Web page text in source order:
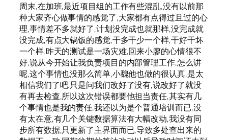
周末,在加班,最近项目组的工作有些混乱,没有以前那
种大家齐心做事情的感觉了,大家都有点得过且过的心
理,事情差不多就好了,计划没完成也就那样,没完成就
没完成,有点大锅饭的感觉,干多干少一个样,干好干坏
一个样.昨天的测试是一场灾难,回来小廖的心情很不
好,说从今开始让我负责项目的内部管理工作,怎么讲
呢,这个事情也没那么简单,小魏他也做的很认真,是太
相信我们了吧.只是问我们改好了没有,说改好了就没
有再去检查,所以这次错误都要他担当责任,其实有几
个事情也是我的责任,我还以为是个普通培训而已,没
有太在意,有几个关键数据算法有大幅改动,我没有同
步所有数据,只更新了主界面而已,导致多处查出来的